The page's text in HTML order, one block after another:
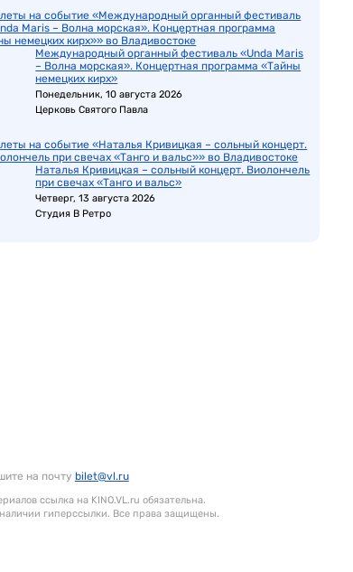
Международный органный фестиваль «Unda Maris
– Волна морская». Концертная программа «Тайны
немецких кирх»
Понедельник, 10 августа 2026
Церковь Святого Павла
Наталья Кривицкая – сольный концерт. Виолончель
при свечах «Танго и вальс»
Четверг, 13 августа 2026
Студия В Ретро
на почту bilet@vl.ru
ссылка на KINO.VL.ru обязательна.
гиперссылки. Все права защищены.